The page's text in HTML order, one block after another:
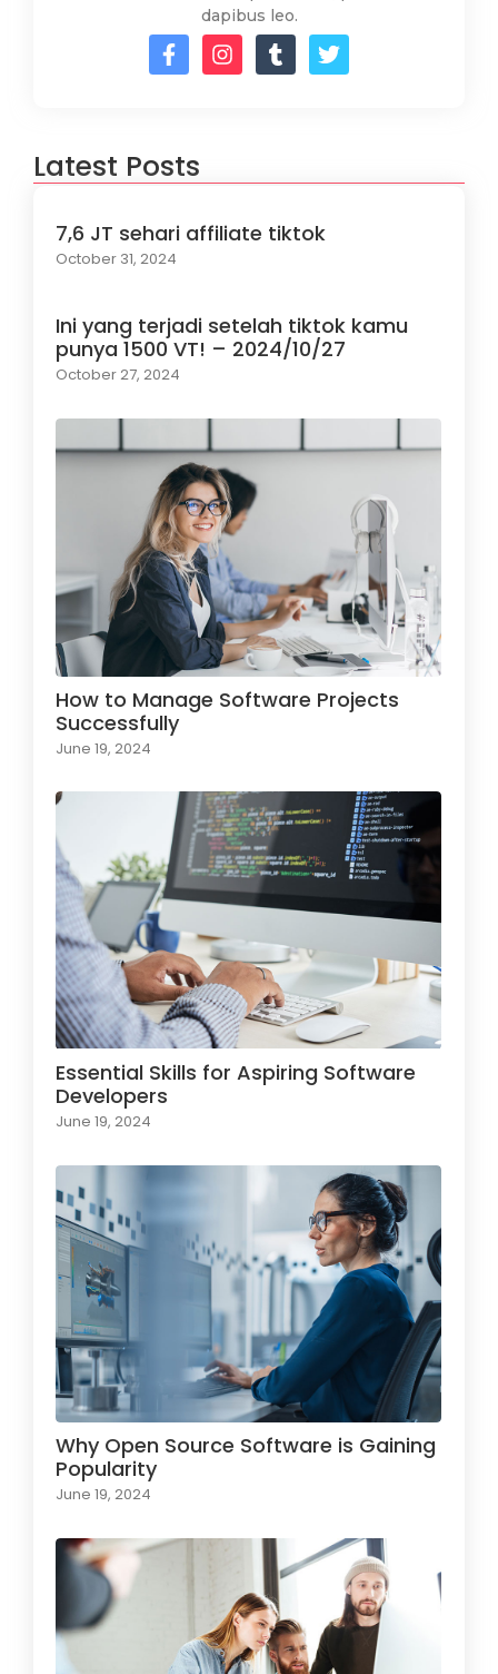
dapibus leo.
Latest Posts
7,6 JT sehari affiliate tiktok
October 31, 2024
Ini yang terjadi setelah tiktok kamu
punya 1500 VT! – 2024/10/27
October 27, 2024
How to Manage Software Projects
Successfully
June 19, 2024
Essential Skills for Aspiring Software
Developers
June 19, 2024
Why Open Source Software is Gaining
Popularity
June 19, 2024